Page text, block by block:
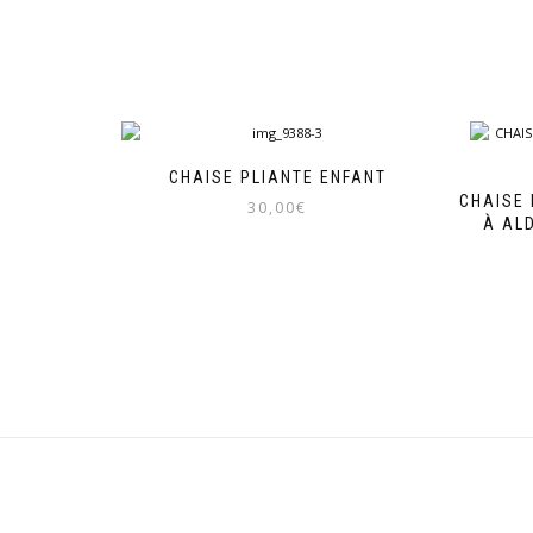
CHAISE PLIANTE ENFANT
30,00€
CHAISE
À